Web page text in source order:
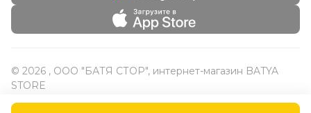
© 2026 , ООО "БАТЯ СТОР", интернет-магазин BATYA
STORE